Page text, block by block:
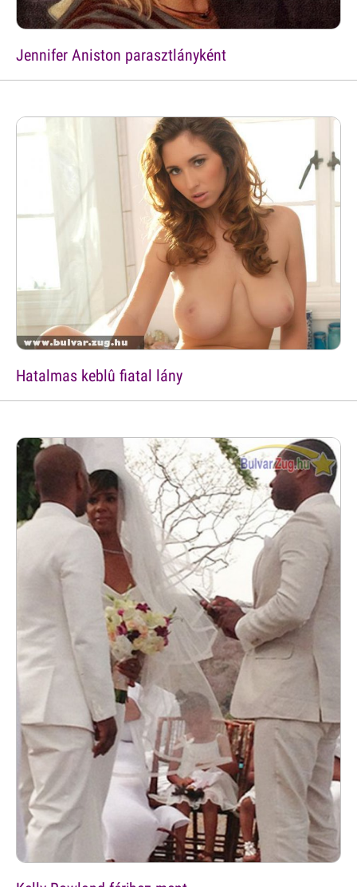
Jennifer Aniston parasztlányként
Hatalmas keblû fiatal lány